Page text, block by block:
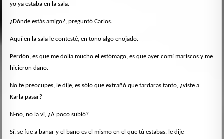
yo ya estaba en la sala.
¿Dónde estás amigo?, preguntó Carlos.
Aquí en la sala le contesté, en tono algo enojado.
Perdón, es que me dolía mucho el estómago, es que ayer comí mariscos y me
hicieron daño.
No te preocupes, le dije, es sólo que extrañó que tardaras tanto, ¿viste a
Karla pasar?
N-no, no la vi, ¿A poco subió?
Sí, se fue a bañar y el baño es el mismo en el que tú estabas, le dije